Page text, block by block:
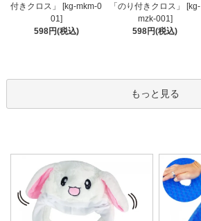
付きクロス」 [kg-mkm-0
01]
598円(税込)
「のり付きクロス」 [kg-
mzk-001]
598円(税込)
もっと見る